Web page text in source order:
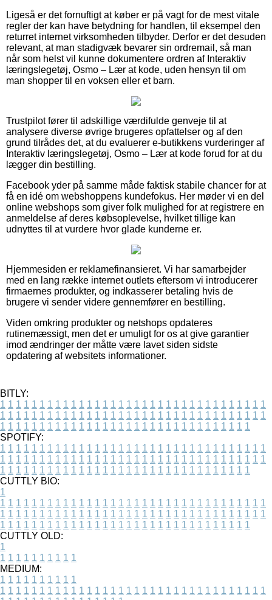
Ligeså er det fornuftigt at køber er på vagt for de mest vitale
regler der kan have betydning for handlen, til eksempel den
returret internet virksomheden tilbyder. Derfor er det desuden
relevant, at man stadigvæk bevarer sin ordremail, så man
når som helst vil kunne dokumentere ordren af Interaktiv
læringslegetøj, Osmo – Lær at kode, uden hensyn til om
man shopper til en voksen eller et barn.
Trustpilot fører til adskillige værdifulde genveje til at
analysere diverse øvrige brugeres opfattelser og af den
grund tilrådes det, at du evaluerer e-butikkens vurderinger af
Interaktiv læringslegetøj, Osmo – Lær at kode forud for at du
lægger din bestilling.
Facebook yder på samme måde faktisk stabile chancer for at
få en idé om webshoppens kundefokus. Her møder vi en del
online webshops som giver folk mulighed for at registrere en
anmeldelse af deres købsoplevelse, hvilket tillige kan
udnyttes til at vurdere hvor glade kunderne er.
Hjemmesiden er reklamefinansieret. Vi har samarbejder
med en lang række internet outlets eftersom vi introducerer
firmaernes produkter, og indkasserer betaling hvis de
brugere vi sender videre gennemfører en bestilling.
Viden omkring produkter og netshops opdateres
rutinemæssigt, men det er umuligt for os at give garantier
imod ændringer der måtte være lavet siden sidste
opdatering af websitets informationer.
BITLY:
1 1 1 1 1 1 1 1 1 1 1 1 1 1 1 1 1 1 1 1 1 1 1 1 1 1 1 1 1 1 1 1 1 1
1 1 1 1 1 1 1 1 1 1 1 1 1 1 1 1 1 1 1 1 1 1 1 1 1 1 1 1 1 1 1 1 1 1
1 1 1 1 1 1 1 1 1 1 1 1 1 1 1 1 1 1 1 1 1 1 1 1 1 1 1 1 1 1 1 1
SPOTIFY:
1 1 1 1 1 1 1 1 1 1 1 1 1 1 1 1 1 1 1 1 1 1 1 1 1 1 1 1 1 1 1 1 1 1
1 1 1 1 1 1 1 1 1 1 1 1 1 1 1 1 1 1 1 1 1 1 1 1 1 1 1 1 1 1 1 1 1 1
1 1 1 1 1 1 1 1 1 1 1 1 1 1 1 1 1 1 1 1 1 1 1 1 1 1 1 1 1 1 1 1
CUTTLY BIO:
1
1 1 1 1 1 1 1 1 1 1 1 1 1 1 1 1 1 1 1 1 1 1 1 1 1 1 1 1 1 1 1 1 1 1
1 1 1 1 1 1 1 1 1 1 1 1 1 1 1 1 1 1 1 1 1 1 1 1 1 1 1 1 1 1 1 1 1 1
1 1 1 1 1 1 1 1 1 1 1 1 1 1 1 1 1 1 1 1 1 1 1 1 1 1 1 1 1 1 1 1
CUTTLY OLD:
1
1 1 1 1 1 1 1 1 1 1
MEDIUM:
1 1 1 1 1 1 1 1 1 1
1 1 1 1 1 1 1 1 1 1 1 1 1 1 1 1 1 1 1 1 1 1 1 1 1 1 1 1 1 1 1 1 1 1